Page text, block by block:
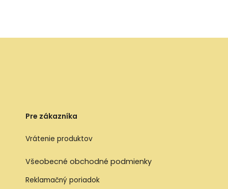
Pre zákazníka
Vrátenie produktov
Všeobecné obchodné podmienky
Reklamačný poriadok